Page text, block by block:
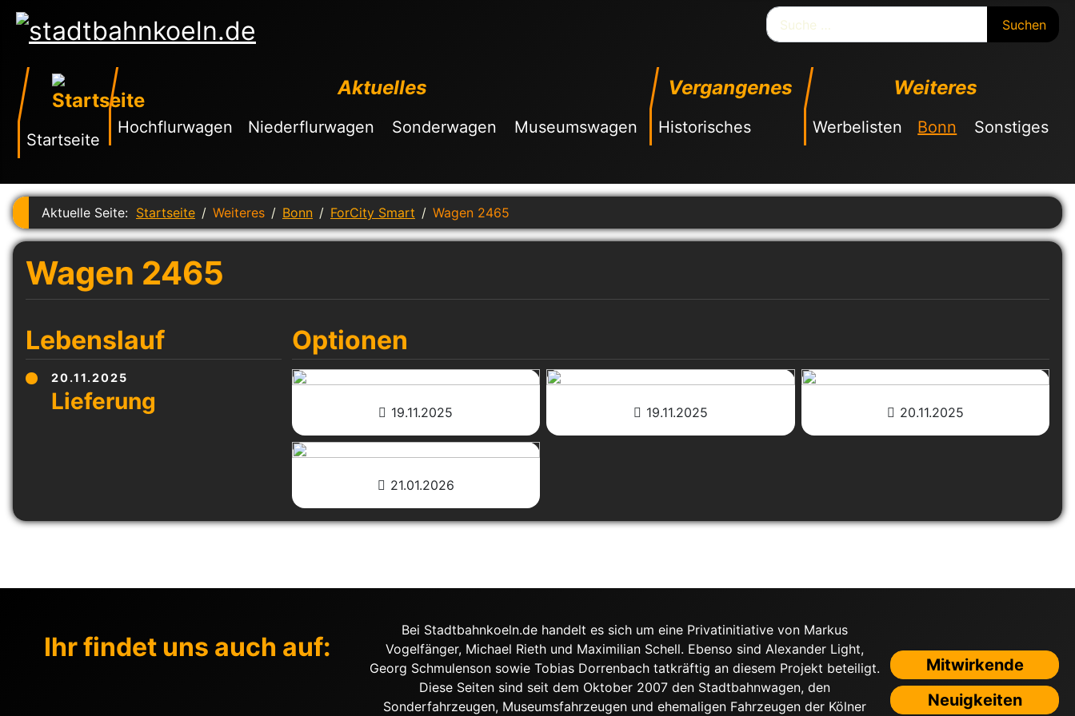
Suchen
Startseite
Aktuelles
Hochflurwagen Niederflurwagen Sonderwagen Museumswagen
Vergangenes
Historisches
Weiteres
Werbelisten Bonn Sonstiges
Aktuelle Seite: Startseite Weiteres Bonn ForCity Smart Wagen 2465
Wagen 2465
Lebenslauf
20.11.2025
Optionen
19.11.2025 19.11.2025 20.11.2025
21.01.2026
Ihr findet uns auch auf:
Bei Stadtbahnkoeln.de handelt es sich um eine Privatinitiative von Markus
Vogelfänger, Michael Rieth und Maximilian Schell. Ebenso sind Alexander Light,
Georg Schmulenson sowie Tobias Dorrenbach tatkräftig an diesem Projekt beteiligt.
Diese Seiten sind seit dem Oktober 2007 den Stadtbahnwagen, den
Sonderfahrzeugen, Museumsfahrzeugen und ehemaligen Fahrzeugen der Kölner
Mitwirkende
Neuigkeiten